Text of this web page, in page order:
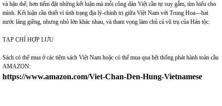
và hậu thế, hơn tiếm đặt những kết luận mà mỗi công dân Việt cần tự suy gẫm, tìm hiểu cho
mình. Kết luận cần thiết vì tình trạng địa lý-chính trị giữa Việt Nam với Trung Hoa—hai
nước láng giềng, nhưng nhỏ lớn khác nhau, và tham vọng làm chủ cả vũ trụ của Hán tộc.
TẠP CHÍ HỢP LƯU
Sách có thể mua ở các tiệm sách Việt Nam hoặc có thể mua qua hệt thống phát hành toàn cầu
AMAZON:
https://www.amazon.com/Viet-Chan-Den-Hung-Vietnamese